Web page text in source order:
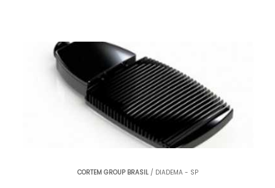
CORTEM GROUP BRASIL/ DIADEMA - SP